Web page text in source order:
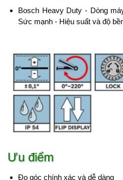
Bosch Heavy Duty - Dòng
Sức mạnh - Hiệu suất và độ
Ưu điểm
Đo góc chính xác và dễ dàng